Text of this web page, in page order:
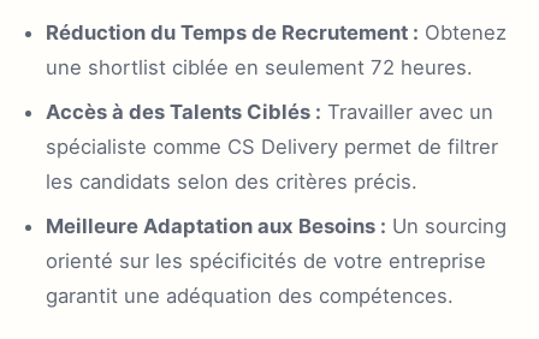
Réduction du Temps de Recrutement : Obtenez
une shortlist ciblée en seulement 72 heures.
Accès à des Talents Ciblés : Travailler avec un
spécialiste comme CS Delivery permet de filtrer
les candidats selon des critères précis.
Meilleure Adaptation aux Besoins : Un sourcing
orienté sur les spécificités de votre entreprise
garantit une adéquation des compétences.